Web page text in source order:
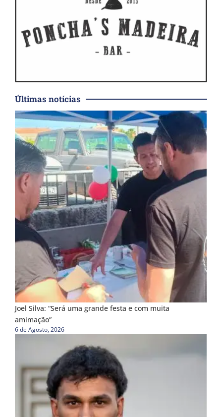
Últimas notícias
Joel Silva: “Será uma grande festa e com muita
amimação”
6 de Agosto, 2026